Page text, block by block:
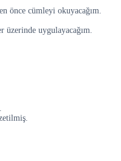
önce cümleyi okuyacağım.
üzerinde uygulayacağım.